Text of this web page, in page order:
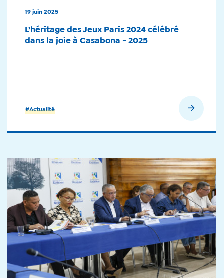
#Actualité
19 juin 2025
L’héritage des Jeux Paris 2024 célébré
dans la joie à Casabona - 2025